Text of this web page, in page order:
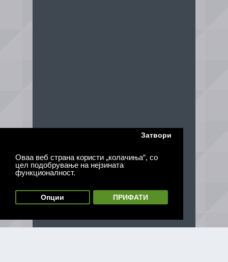
Оваа веб страна користи „колачиња“, со
цел подобрување на нејзината
функционалност.
Затвори
Опции ПРИФАТИ